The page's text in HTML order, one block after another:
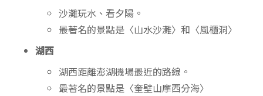
沙灘玩水、看夕陽。
最著名的景點是〈山水沙灘〉和〈風櫃洞〉
湖西
湖西距離澎湖機場最近的路線。
最著名的景點是〈奎壁山摩西分海〉